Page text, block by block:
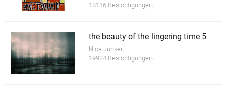
18116 Besichtigungen
the beauty of the lingering time 5
Nica Junker
19924 Besichtigungen